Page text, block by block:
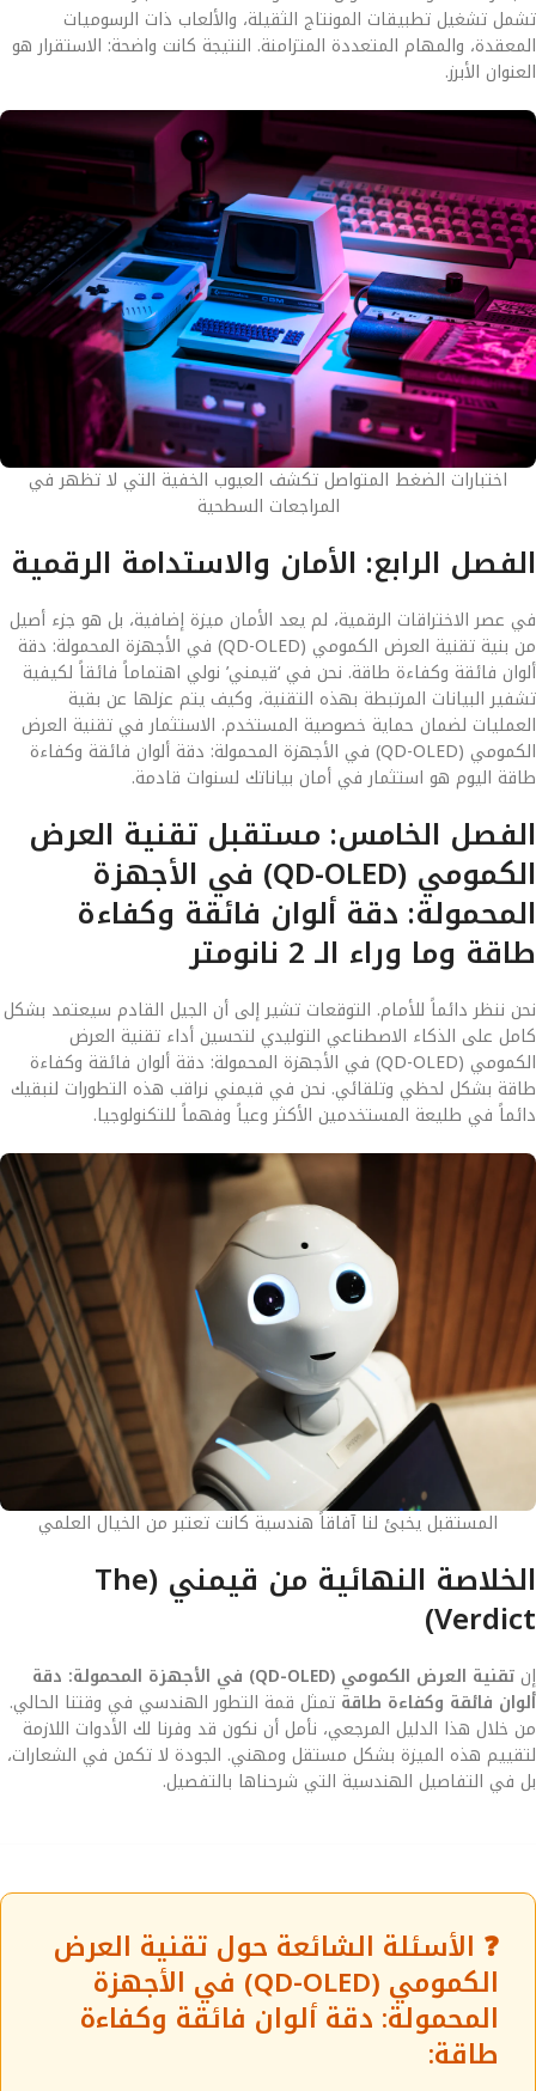
تشمل تشغيل تطبيقات المونتاج الثقيلة، والألعاب ذات الرسوميات
المعقدة، والمهام المتعددة المتزامنة. النتيجة كانت واضحة: الاستقرار هو
العنوان الأبرز.
اختبارات الضغط المتواصل تكشف العيوب الخفية التي لا تظهر في
المراجعات السطحية
الفصل الرابع: الأمان والاستدامة الرقمية
في عصر الاختراقات الرقمية، لم يعد الأمان ميزة إضافية، بل هو جزء أصيل
من بنية تقنية العرض الكمومي (QD-OLED) في الأجهزة المحمولة: دقة
ألوان فائقة وكفاءة طاقة. نحن في ‘قيمني’ نولي اهتماماً فائقاً لكيفية
تشفير البيانات المرتبطة بهذه التقنية، وكيف يتم عزلها عن بقية
العمليات لضمان حماية خصوصية المستخدم. الاستثمار في تقنية العرض
الكمومي (QD-OLED) في الأجهزة المحمولة: دقة ألوان فائقة وكفاءة
طاقة اليوم هو استثمار في أمان بياناتك لسنوات قادمة.
الفصل الخامس: مستقبل تقنية العرض
الكمومي (QD-OLED) في الأجهزة
المحمولة: دقة ألوان فائقة وكفاءة
طاقة وما وراء الـ 2 نانومتر
نحن ننظر دائماً للأمام. التوقعات تشير إلى أن الجيل القادم سيعتمد بشكل
كامل على الذكاء الاصطناعي التوليدي لتحسين أداء تقنية العرض
الكمومي (QD-OLED) في الأجهزة المحمولة: دقة ألوان فائقة وكفاءة
طاقة بشكل لحظي وتلقائي. نحن في قيمني نراقب هذه التطورات لنبقيك
دائماً في طليعة المستخدمين الأكثر وعياً وفهماً للتكنولوجيا.
المستقبل يخبئ لنا آفاقاً هندسية كانت تعتبر من الخيال العلمي
الخلاصة النهائية من قيمني (The
Verdict)
إن
تقنية العرض الكمومي (QD-OLED) في الأجهزة المحمولة: دقة
ألوان فائقة وكفاءة طاقة تمثل قمة التطور الهندسي في وقتنا الحالي.
من خلال هذا الدليل المرجعي، نأمل أن نكون قد وفرنا لك الأدوات اللازمة
لتقييم هذه الميزة بشكل مستقل ومهني. الجودة لا تكمن في الشعارات،
بل في التفاصيل الهندسية التي شرحناها بالتفصيل.
❓ الأسئلة الشائعة حول تقنية العرض
الكمومي (QD-OLED) في الأجهزة
المحمولة: دقة ألوان فائقة وكفاءة
طاقة: